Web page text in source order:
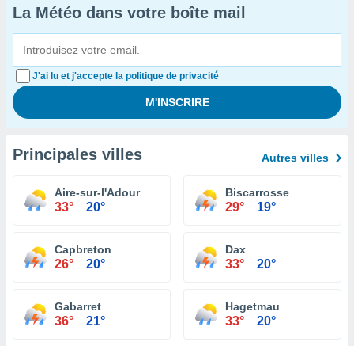
La Météo dans votre boîte mail
J'ai lu et j'accepte la politique de privacité
Principales villes Autres villes
Aire-sur-l'Adour
33° 20°
Biscarrosse
29° 19°
Capbreton
26° 20°
Dax
33° 20°
Gabarret
36° 21°
Hagetmau
33° 20°